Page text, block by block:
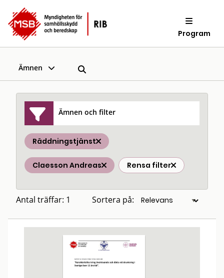
Program
Ämnen
Ämnen och filter
Räddningstjänst
Claesson Andreas Rensa filter
Antal träffar: 1 Sortera på: